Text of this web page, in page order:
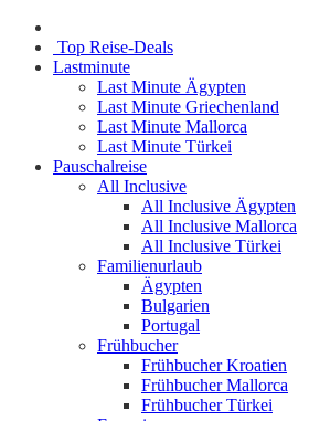
Top Reise-Deals
Lastminute
Last Minute Ägypten
Last Minute Griechenland
Last Minute Mallorca
Last Minute Türkei
Pauschalreise
All Inclusive
All Inclusive Ägypten
All Inclusive Mallorca
All Inclusive Türkei
Familienurlaub
Ägypten
Bulgarien
Portugal
Frühbucher
Frühbucher Kroatien
Frühbucher Mallorca
Frühbucher Türkei